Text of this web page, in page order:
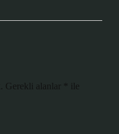
Gerekli alanlar
ile